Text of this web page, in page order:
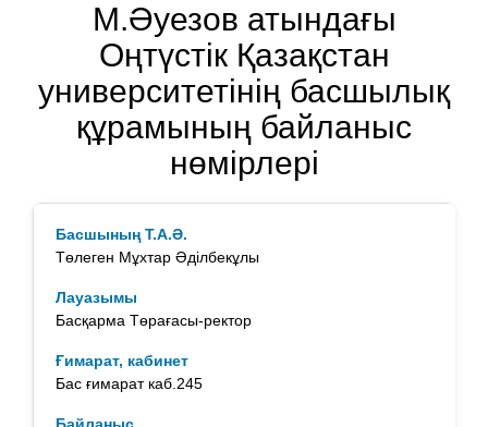
М.Әуезов атындағы
Оңтүстік Қазақстан
университетінің басшылық
құрамының байланыс
нөмірлері
Төлеген Мұхтар Әділбекұлы
Басқарма Төрағасы-ректор
Бас ғимарат каб.245